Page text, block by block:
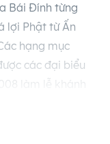
Bái Đính từng
lợi Phật từ Ấn
hạng mục
các đại biểu
làm lễ khánh
chùa Bái Đính